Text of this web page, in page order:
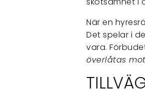
När en
Det spelar i
vara.
överlåtas